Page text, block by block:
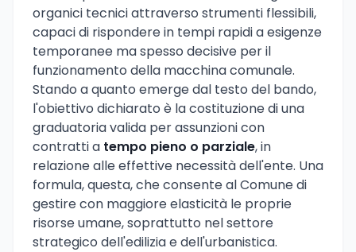
organici tecnici attraverso strumenti flessibili,
capaci di rispondere in tempi rapidi a esigenze
temporanee ma spesso decisive per il
funzionamento della macchina comunale.
Stando a quanto emerge dal testo del bando,
l'obiettivo dichiarato è la costituzione di una
graduatoria valida per assunzioni con
contratti a tempo pieno o parziale, in
relazione alle effettive necessità dell'ente. Una
formula, questa, che consente al Comune di
gestire con maggiore elasticità le proprie
risorse umane, soprattutto nel settore
strategico dell'edilizia e dell'urbanistica.